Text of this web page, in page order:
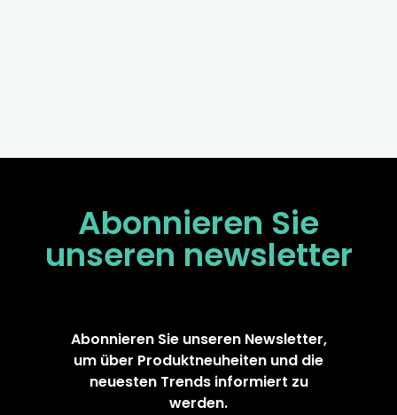
Abonnieren Sie
unseren newsletter
Abonnieren Sie unseren Newsletter,
um über Produktneuheiten und die
neuesten Trends informiert zu
werden.